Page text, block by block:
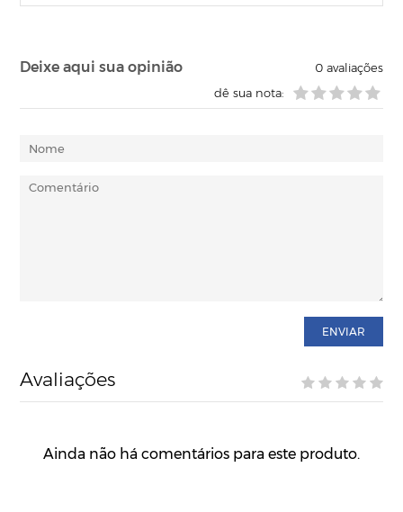
Deixe aqui sua opinião 0avaliações
dê sua nota:
ENVIAR
Avaliações
Ainda não há comentários para este produto.